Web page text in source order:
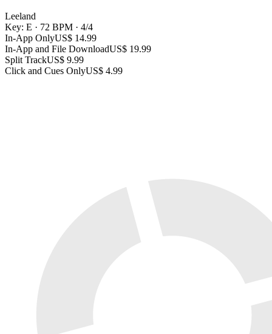
Leeland
Key: E · 72 BPM · 4/4
In-App OnlyUS$ 14.99
In-App and File DownloadUS$ 19.99
Split TrackUS$ 9.99
Click and Cues OnlyUS$ 4.99